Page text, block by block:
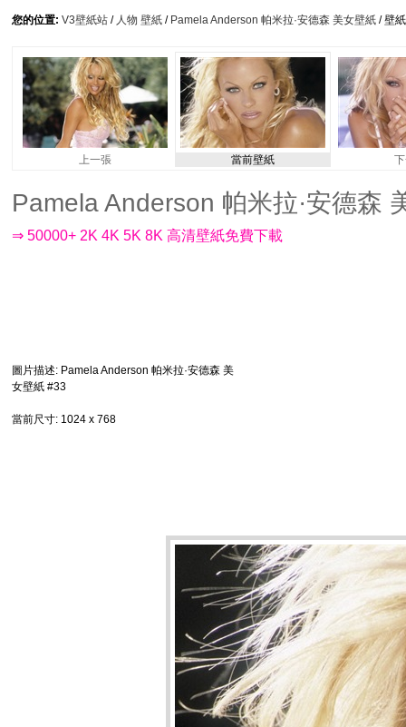
您的位置: V3壁紙站 / 人物 壁紙 / Pamela Anderson 帕米拉·安德森 美女壁紙 / 壁
上一張 當前壁紙
Pamela Anderson 帕米拉·安德森
⇒ 50000+ 2K 4K 5K 8K 高清壁紙免費下載
圖片描述: Pamela Anderson 帕米拉·安德森 美
女壁紙 #33
當前尺寸: 1024 x 768